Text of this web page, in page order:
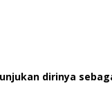
dirinya